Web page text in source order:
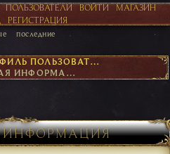
ПОЛЬЗОВАТЕЛИ ВОЙТИ
МАГАЗИН
РЕГИСТРАЦИЯ
последние
ПРОФИЛЬ ПОЛЬЗОВАТЕЛЯ ЕХИДНА
ОСНОВНАЯ ИНФОРМАЦИЯ